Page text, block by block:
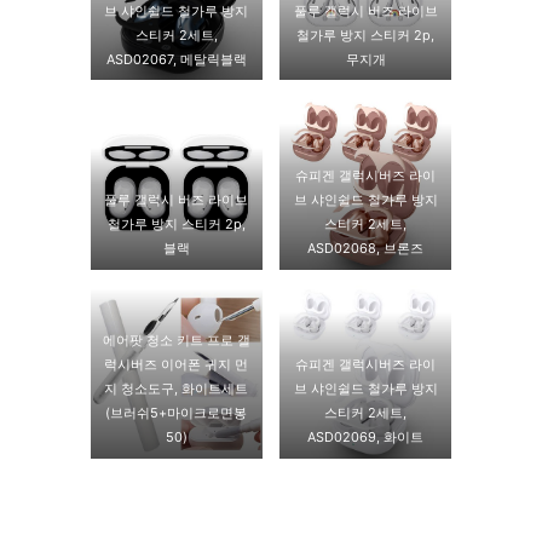
브 샤인쉴드 철가루 방지
스티커 2세트,
ASD02067, 메탈릭블랙
풀루 갤럭시 버즈 라이브
철가루 방지 스티커 2p,
무지개
풀루 갤럭시 버즈 라이브
철가루 방지 스티커 2p,
블랙
슈피겐 갤럭시버즈 라이
브 샤인쉴드 철가루 방지
스티커 2세트,
ASD02068, 브론즈
에어팟 청소 키트 프로 갤
럭시버즈 이어폰 귀지 먼
지 청소도구, 화이트세트
(브러쉬5+마이크로면봉
50)
슈피겐 갤럭시버즈 라이
브 샤인쉴드 철가루 방지
스티커 2세트,
ASD02069, 화이트